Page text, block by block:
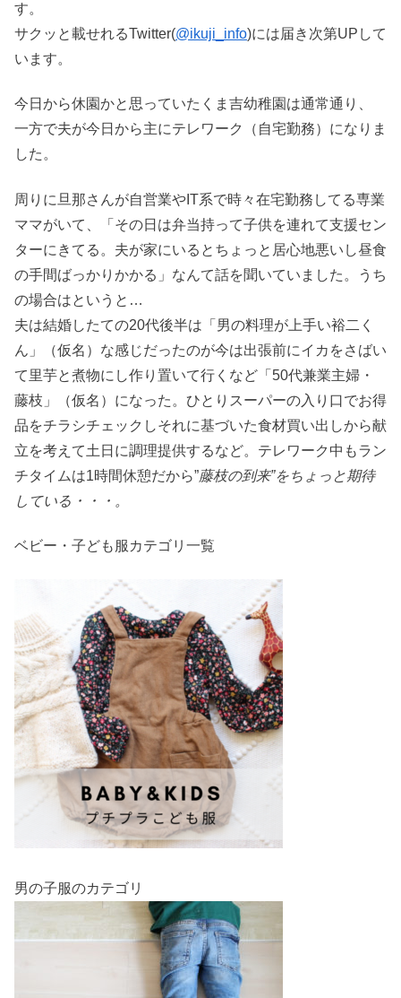
す。
サクッと載せれるTwitter(@ikuji_info)には届き次第UPして
います。
今日から休園かと思っていたくま吉幼稚園は通常通り、
一方で夫が今日から主にテレワーク（自宅勤務）になりま
した。
周りに旦那さんが自営業やIT系で時々在宅勤務してる専業
ママがいて、「その日は弁当持って子供を連れて支援セン
ターにきてる。夫が家にいるとちょっと居心地悪いし昼食
の手間ばっかりかかる」なんて話を聞いていました。うち
の場合はというと…
夫は結婚したての20代後半は「男の料理が上手い裕二く
ん」（仮名）な感じだったのが今は出張前にイカをさばい
て里芋と煮物にし作り置いて行くなど「50代兼業主婦・
藤枝」（仮名）になった。ひとりスーパーの入り口でお得
品をチラシチェックしそれに基づいた食材買い出しから献
立を考えて土日に調理提供するなど。テレワーク中もラン
チタイムは1時間休憩だから”藤枝の到来”をちょっと期待
している・・・。
ベビー・子ども服カテゴリ一覧
男の子服のカテゴリ